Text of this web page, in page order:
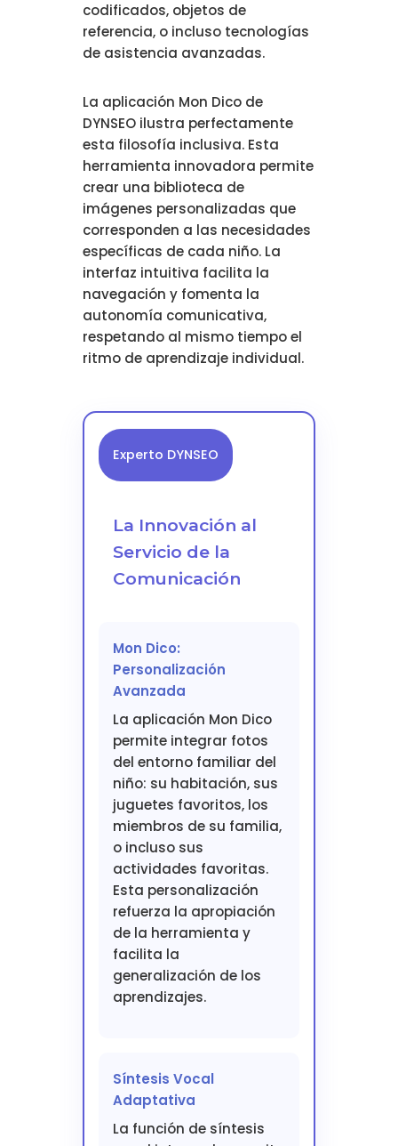
codificados, objetos de
referencia, o incluso tecnologías
de asistencia avanzadas.
La aplicación Mon Dico de
DYNSEO ilustra perfectamente
esta filosofía inclusiva. Esta
herramienta innovadora permite
crear una biblioteca de
imágenes personalizadas que
corresponden a las necesidades
específicas de cada niño. La
interfaz intuitiva facilita la
navegación y fomenta la
autonomía comunicativa,
respetando al mismo tiempo el
ritmo de aprendizaje individual.
Experto DYNSEO
La Innovación al
Servicio de la
Comunicación
Mon Dico:
Personalización
Avanzada
La aplicación Mon Dico
permite integrar fotos
del entorno familiar del
niño: su habitación, sus
juguetes favoritos, los
miembros de su familia,
o incluso sus
actividades favoritas.
Esta personalización
refuerza la apropiación
de la herramienta y
facilita la
generalización de los
aprendizajes.
Síntesis Vocal
Adaptativa
La función de síntesis